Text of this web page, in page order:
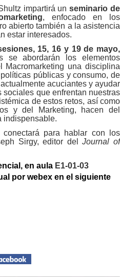
impartirá un seminario de
, enfocado en los
abierto también a la asistencia
estar interesados.
15, 16 y 19 de mayo,
se abordarán los elementos
Macromarketing una disciplina
públicas y consumo, de
acuciantes y ayudar
que enfrentan nuestras
de estos retos, así como
y del Marketing, hacen del
indispensable.
para hablar con los
Sirgy, editor delJournal of
en aula E1-01-03
por webex en el siguiente